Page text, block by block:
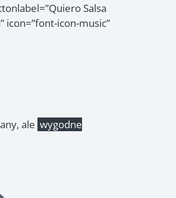
Salsa
icon=”font-icon-music”
ale wygodne